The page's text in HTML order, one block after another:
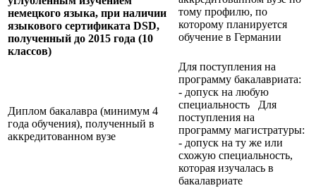
тому профилю, по
которому планируется
обучение в Германии
немецкого языка, при наличии
языкового сертификата DSD,
полученный до 2015 года (10
классов)
Диплом бакалавра (минимум 4
года обучения), полученный в
аккредитованном вузе
Для поступления на
программу бакалавриата:
- допуск на любую
специальность Для
поступления на
программу магистратуры:
- допуск на ту же или
схожую специальность,
которая изучалась в
бакалавриате